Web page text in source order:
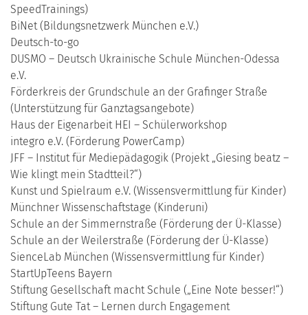
SpeedTrainings)
BiNet (Bildungsnetzwerk München e.V.)
Deutsch-to-go
DUSMO – Deutsch Ukrainische Schule München-Odessa
e.V.
Förderkreis der Grundschule an der Grafinger Straße
(Unterstützung für Ganztagsangebote)
Haus der Eigenarbeit HEI – Schülerworkshop
integro e.V. (Förderung PowerCamp)
JFF – Institut für Mediepädagogik (Projekt „Giesing beatz –
Wie klingt mein Stadtteil?“)
Kunst und Spielraum e.V. (Wissensvermittlung für Kinder)
Münchner Wissenschaftstage (Kinderuni)
Schule an der Simmernstraße (Förderung der Ü-Klasse)
Schule an der Weilerstraße (Förderung der Ü-Klasse)
SienceLab München (Wissensvermittlung für Kinder)
StartUpTeens Bayern
Stiftung Gesellschaft macht Schule („Eine Note besser!“)
Stiftung Gute Tat – Lernen durch Engagement